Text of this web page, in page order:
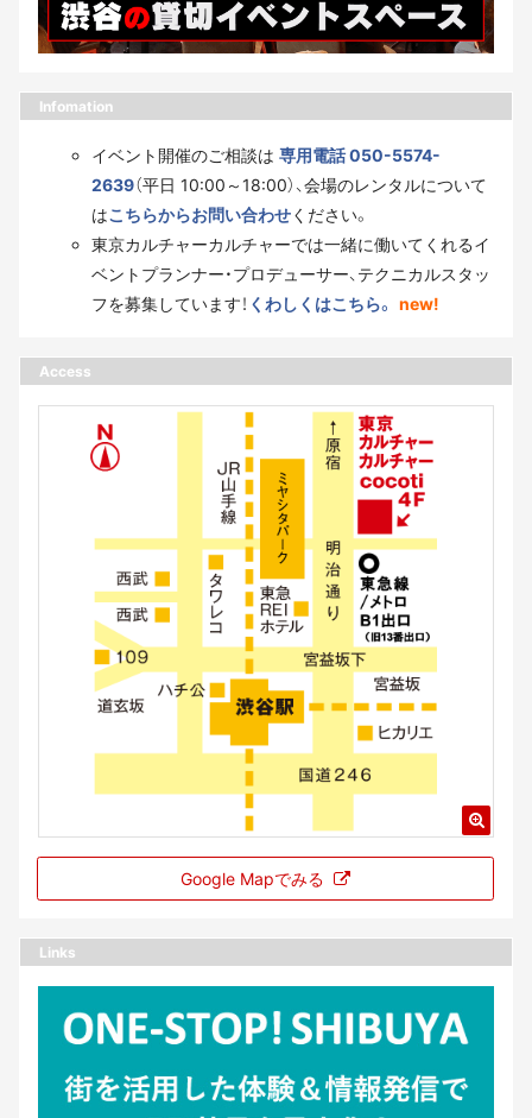
Infomation
イベント開催のご相談は 専用電話 050-5574-
2639（平日 10:00～18:00）、会場のレンタルについて
はこちらからお問い合わせください。
東京カルチャーカルチャーでは一緒に働いてくれるイ
ベントプランナー・プロデューサー、テクニカルスタッ
フを募集しています！ くわしくはこちら。 new!
Access
Google Mapでみる
Links